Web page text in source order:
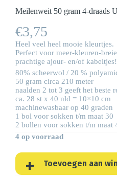
Meilenweit 50 gram 4-draads
€3,75
Heel veel heel mooie kleurtjes.
Perfect voor meer-kleuren-
prachtige ajour- en/of kabeltjes!
80% scheerwol / 20 %
50 gram circa 210 meter
naalden 2 tot 3 geeft het beste
ca. 28 st x 40 nld = 10×10 cm
machinewasbaar op 40 graden
1 bol voor sokken t/m maat 30
2 bollen voor sokken t/m maat
4 op voorraad
Toevoegen aan